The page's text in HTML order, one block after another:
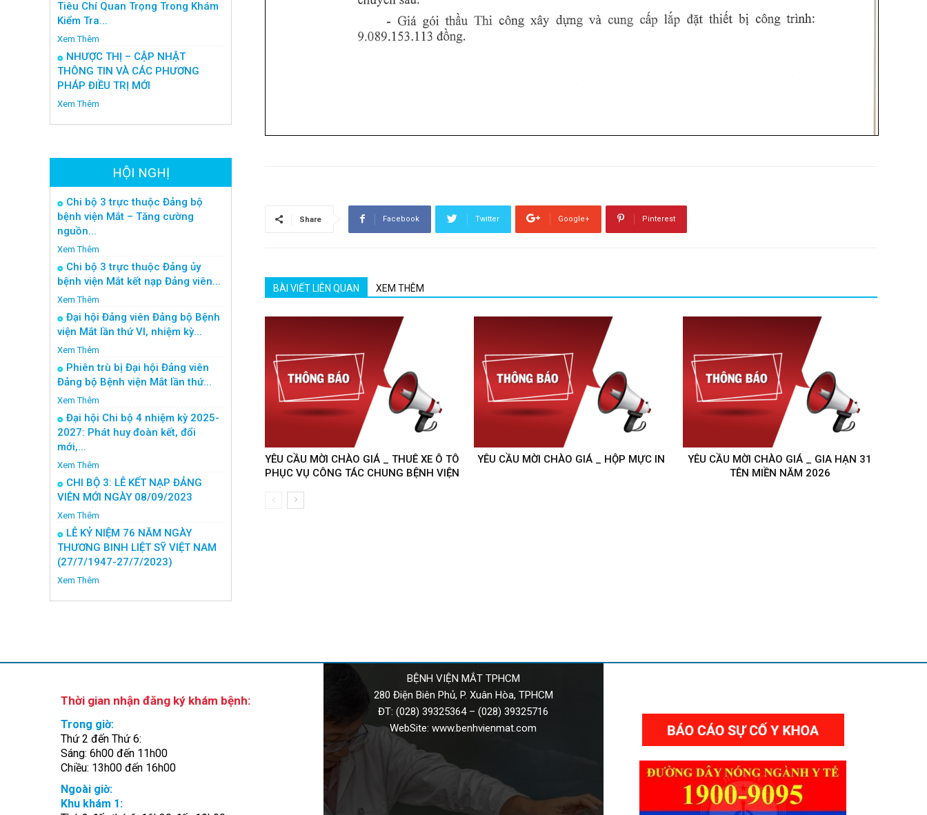
Share Facebook Twitter Google+ Pinterest
BÀI VIẾT LIÊN QUAN XEM THÊM
YÊU CẦU MỜI CHÀO GIÁ _ THUÊ XE Ô TÔ
PHỤC VỤ CÔNG TÁC CHUNG BỆNH VIỆN
YÊU CẦU MỜI CHÀO GIÁ _ HỘP MỰC IN
YÊU CẦU MỜI CHÀO GIÁ _ GIA HẠN 31
TÊN MIỀN NĂM 2026
Tiêu Chí Quan Trọng Trong Khám
Kiểm Tra...
Xem Thêm
NHƯỢC THỊ – CẬP NHẬT
THÔNG TIN VÀ CÁC PHƯƠNG
PHÁP ĐIỀU TRỊ MỚI
Xem Thêm
HỘI NGHỊ
Chi bộ 3 trực thuộc Đảng bộ
bệnh viện Mắt – Tăng cường
nguồn...
Xem Thêm
Chi bộ 3 trực thuộc Đảng ủy
bệnh viện Mắt kết nạp Đảng viên...
Xem Thêm
Đại hội Đảng viên Đảng bộ Bệnh
viện Mắt lần thứ VI, nhiệm kỳ...
Xem Thêm
Phiên trù bị Đại hội Đảng viên
Đảng bộ Bệnh viện Mắt lần thứ...
Xem Thêm
Đại hội Chi bộ 4 nhiệm kỳ 2025-
2027: Phát huy đoàn kết, đổi
mới,...
Xem Thêm
CHI BỘ 3: LỄ KẾT NẠP ĐẢNG
VIÊN MỚI NGÀY 08/09/2023
Xem Thêm
LỄ KỶ NIỆM 76 NĂM NGÀY
THƯƠNG BINH LIỆT SỸ VIỆT NAM
(27/7/1947-27/7/2023)
Xem Thêm
Thời gian nhận đăng ký khám bệnh:
Trong giờ:
Thứ 2 đến Thứ 6:
Sáng: 6h00 đến 11h00
Chiều: 13h00 đến 16h00
Ngoài giờ:
Khu khám 1:
BỆNH VIỆN MẮT TPHCM
280 Điện Biên Phủ, P. Xuân Hòa, TPHCM
ĐT:(028) 39325364–(028) 39325716
WebSite:www.benhvienmat.com